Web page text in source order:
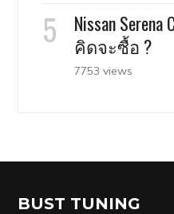
Nissan
คิดจะซื้อ ?
7753 views
BUST TUNING